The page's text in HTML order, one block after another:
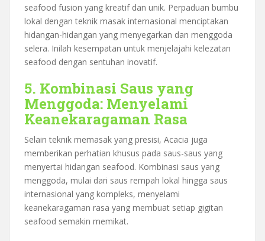
seafood fusion yang kreatif dan unik. Perpaduan bumbu
lokal dengan teknik masak internasional menciptakan
hidangan-hidangan yang menyegarkan dan menggoda
selera. Inilah kesempatan untuk menjelajahi kelezatan
seafood dengan sentuhan inovatif.
5. Kombinasi Saus yang
Menggoda: Menyelami
Keanekaragaman Rasa
Selain teknik memasak yang presisi, Acacia juga
memberikan perhatian khusus pada saus-saus yang
menyertai hidangan seafood. Kombinasi saus yang
menggoda, mulai dari saus rempah lokal hingga saus
internasional yang kompleks, menyelami
keanekaragaman rasa yang membuat setiap gigitan
seafood semakin memikat.